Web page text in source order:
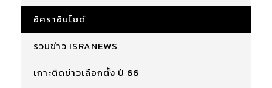
อิศราอินไซด์
รวมข่าว ISRANEWS
เกาะติดข่าวเลือกตั้ง ปี 66